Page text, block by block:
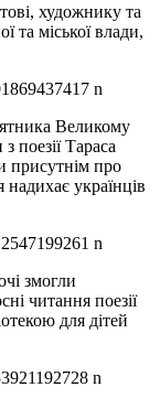
художнику та
та міської влади,
Великому
поезії Тараса
присутнім про
українців
змогли
читання поезії
для дітей